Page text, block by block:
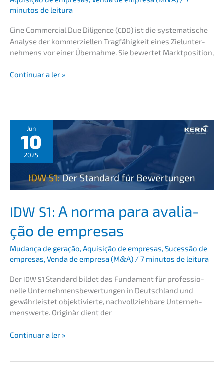
minutos de leitura
Eine Commer­cial Due Diligence (CDD) ist die syste­ma­ti­sche
Analy­se der kommer­zi­el­len Tragfä­hig­keit eines Zielun­ter­
neh­mens vor einer Übernah­me. Sie bewer­tet Marktposition,
Due
Proces­
lista
verifi­
ção
Conti­nu­ar a ler »
Jun
10
2025
IDW S1: A norma para avalia­
ção de empresas
Mudan­ça de geração,Aquisi­ção de empre­sas,Suces­são de
empre­sas,Venda de empre­sa (M&A) / 7 minutos de leitura
Der IDWS1 Standard bildet das Funda­ment für profes­sio­
nel­le Unter­neh­mens­be­wer­tun­gen in Deutsch­land und
gewähr­leis­tet objek­ti­vier­te, nachvoll­zieh­ba­re Unter­neh­
mens­wer­te. Origi­när dient der
IDW
Conti­nu­ar a ler »